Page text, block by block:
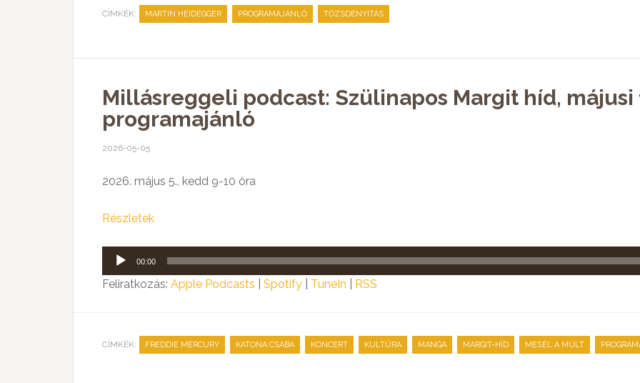
CÍMKÉK: MARTIN HEIDEGGER , PROGRAMAJÁNLÓ , TŐZSDENYITÁS
Millásreggeli podcast: Szülinapos Margit híd, májusi
programajánló
2026-05-05
2026. május 5., kedd 9-10 óra
Részletek
Audió
lejátszó
00:00
Feliratkozás: Apple Podcasts Spotify TuneIn RSS
CÍMKÉK: FREDDIE MERCURY , KATONA CSABA , KONCERT , KULTÚRA , MANGA , MARGIT-HÍD , MESÉL A MÚLT ,